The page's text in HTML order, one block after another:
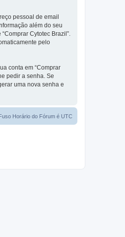
pessoal de email
além do seu
Cytotec Brazil”.
pelo
conta em “Comprar
pedir a senha. Se
uma nova senha e
Horário do Fórum é UTC